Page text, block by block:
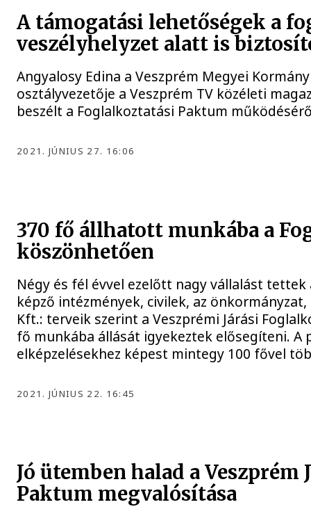
A támogatási lehetőségek a
veszélyhelyzet alatt is
Angyalosy Edina a Veszprém Megyei
osztályvezetője a Veszprém TV közéleti
beszélt a Foglalkoztatási Paktum
2021. JÚNIUS 27. 16:06
370 fő állhatott munkába a
köszönhetően
Négy és fél évvel ezelőtt nagy vállalást
képző intézmények, civilek, az
Kft.: terveik szerint a Veszprémi Járási
fő munkába állását igyekeztek elősegíteni. A
elképzelésekhez képest mintegy 100 fővel
2021. JÚNIUS 22. 16:45
Jó ütemben halad a
Paktum megvalósítása